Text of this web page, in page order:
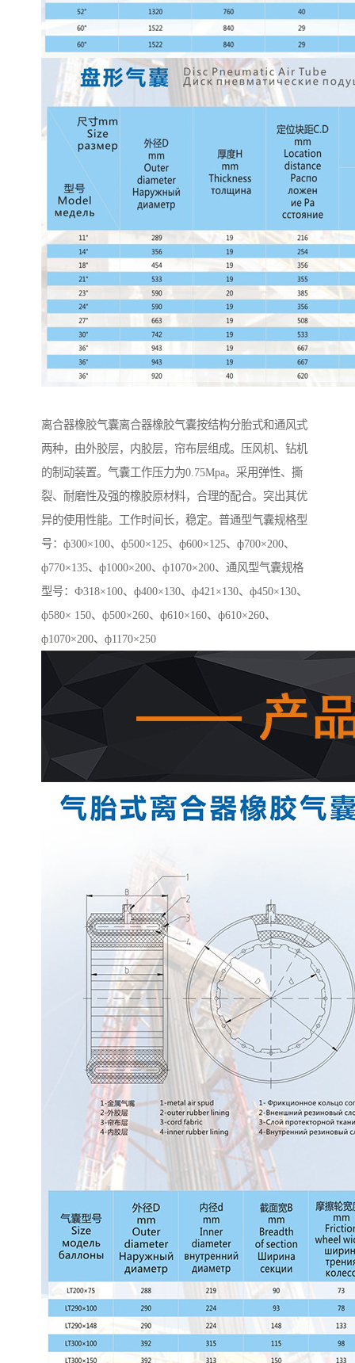
离合器橡胶气囊离合器橡胶气囊按结构分胎式和通风式
两种，由外胶层，内胶层，帘布层组成。压风机、钻机
的制动装置。气囊工作压力为0.75Mpa。采用弹性、撕
裂、耐磨性及强的橡胶原材料，合理的配合。突出其优
异的使用性能。工作时间长，稳定。普通型气囊规格型
号：ф300×100、ф500×125、ф600×125、ф700×200、
ф770×135、ф1000×200、ф1070×200、通风型气囊规格
型号：Ф318×100、ф400×130、ф421×130、ф450×130、
ф580× 150、ф500×260、ф610×160、ф610×260、
ф1070×200、ф1170×250